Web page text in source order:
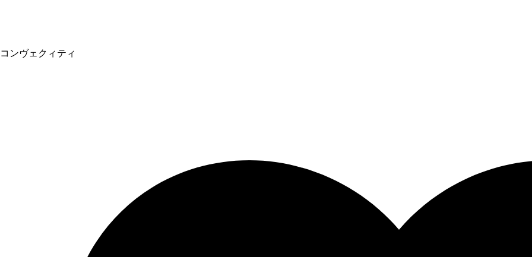
コンヴェクィティ